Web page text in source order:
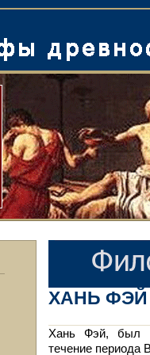
ХАНЬ ФЭЙ
Хань Фэй, был
течение периода